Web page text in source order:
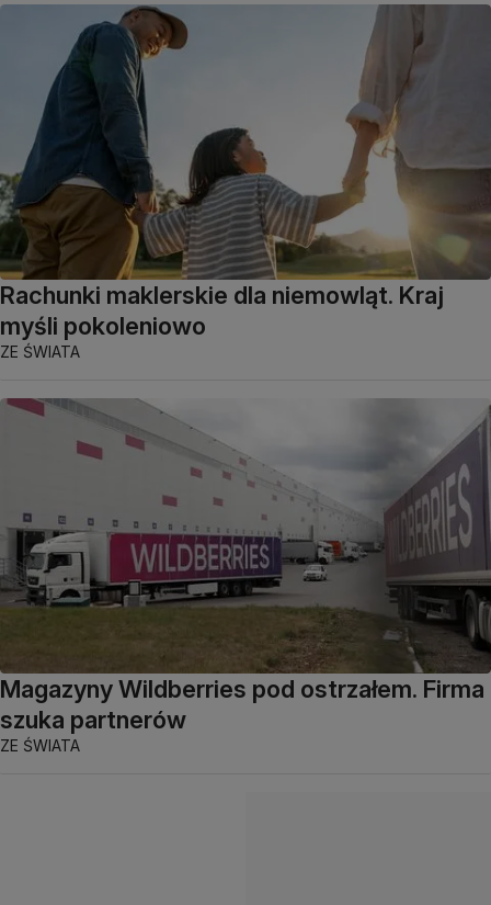
Rachunki maklerskie dla niemowląt. Kraj
myśli pokoleniowo
ZE ŚWIATA
Magazyny Wildberries pod ostrzałem. Firma
szuka partnerów
ZE ŚWIATA